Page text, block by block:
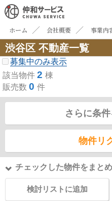
ホーム 会社概要 事業内
渋谷区 不動産一覧
募集中のみ表示
該当物件 2 棟
販売数 0 件
さらに条
物件リ
チェックした物件をまと
検討リストに追加